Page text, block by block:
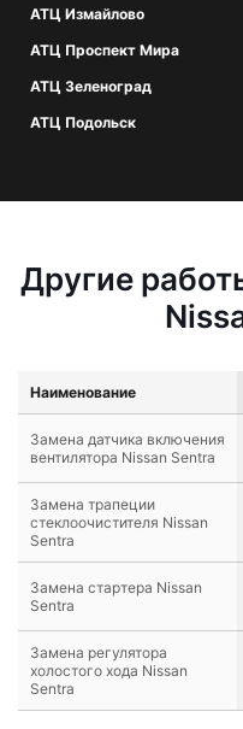
АТЦ Измайлово
АТЦ Проспект Мира
АТЦ Зеленоград
АТЦ Подольск
Другие
Наименование
Замена датчика включения
вентилятора Nissan Sentra
Замена трапеции
стеклоочистителя Nissan
Sentra
Замена стартера Nissan
Sentra
Замена регулятора
холостого хода Nissan
Sentra